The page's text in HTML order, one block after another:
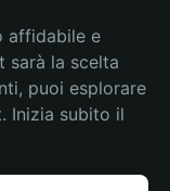
affidabile e
sarà la scelta
puoi esplorare
Inizia subito il